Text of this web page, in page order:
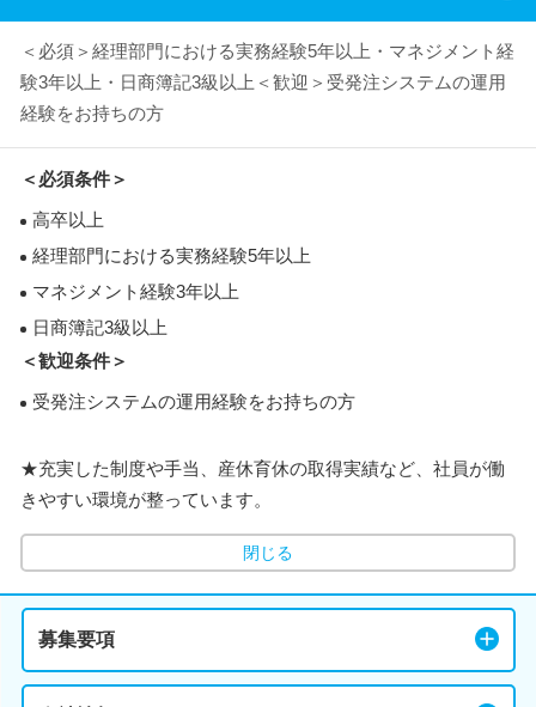
＜必須＞経理部門における実務経験5年以上・マネジメント経
験3年以上・日商簿記3級以上＜歓迎＞受発注システムの運用
経験をお持ちの方
＜必須条件＞
高卒以上
経理部門における実務経験5年以上
マネジメント経験3年以上
日商簿記3級以上
＜歓迎条件＞
受発注システムの運用経験をお持ちの方
★充実した制度や手当、産休育休の取得実績など、社員が働
きやすい環境が整っています。
閉じる
募集要項